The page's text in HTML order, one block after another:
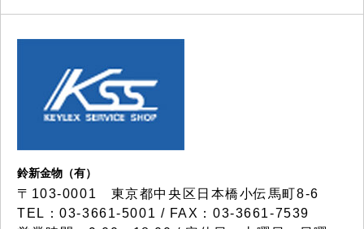
鈴新金物（有）
〒103-0001 東京都中央区日本橋小伝馬町8-6
TEL：03-3661-5001 / FAX：03-3661-7539